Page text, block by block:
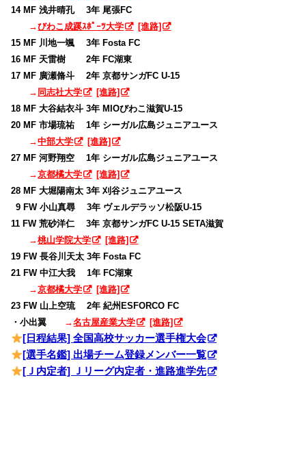
14 MF 浅井晴孔 3年 尾張FC
→びわこ成蹊ｽﾎﾟｰﾂ大学
[進路]
15 MF 川地一颯 3年 Fosta FC
16 MF 天雷樹 2年 FC湖東
17 MF 廣瀬脩斗 2年 京都サンガFC U-15
→ 同志社大学
[進路]
18 MF 大谷結衣斗 3年 MIOびわこ滋賀U-15
20 MF 市場琉祐 1年 シーガル広島ジュニアユース
→中部大学
[進路]
27 MF 河野翔空 1年 シーガル広島ジュニアユース
→京都橘大学
[進路]
28 MF 大堀陽南太 3年 刈谷ジュニアユース
09 FW 小山真尋 3年 ヴェルデラッソ松阪U-15
11 FW 荒砂洋仁 3年 京都サンガFC U-15 SETA滋賀
→桃山学院大学
[進路]
19 FW 長谷川天太 3年 Fosta FC
21 FW 中江大我 1年 FC湖東
→京都橘大学
[進路]
23 FW 山上空琉 2年 紀州ESFORCO FC
・小出翼
→名古屋産業大学 [進路]
[日程結果] 全国高校サッカー選手権大会
[選手名鑑] 出場チーム登録メンバー一覧
[Ｊ内定者] Ｊリーグ内定者・進路進学先